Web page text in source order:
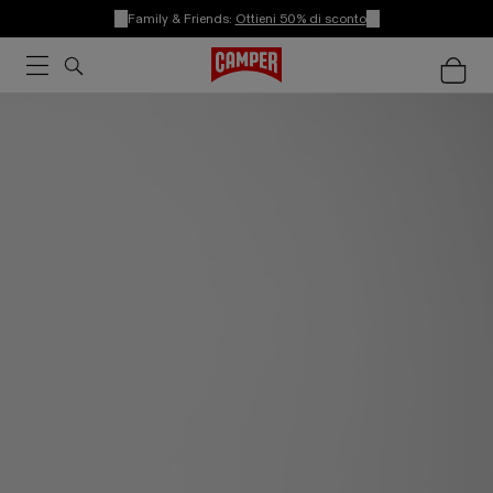
Family & Friends: Ottieni 50% di sconto